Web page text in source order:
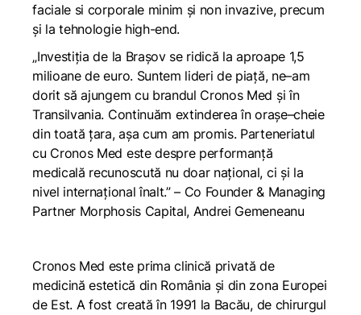
faciale si corporale minim și non invazive, precum
și la tehnologie high-end.
„Investiția de la Brașov se ridică la aproape 1,5
milioane de euro. Suntem lideri de piață, ne–am
dorit să ajungem cu brandul Cronos Med și în
Transilvania. Continuăm extinderea în orașe–cheie
din toată țara, așa cum am promis. Parteneriatul
cu Cronos Med este despre performanță
medicală recunoscută nu doar național, ci și la
nivel internațional înalt.”– Co Founder & Managing
Partner Morphosis Capital, Andrei Gemeneanu
Cronos Med este prima clinică privată de
medicină estetică din România și din zona Europei
de Est. A fost creată în 1991 la Bacău, de chirurgul